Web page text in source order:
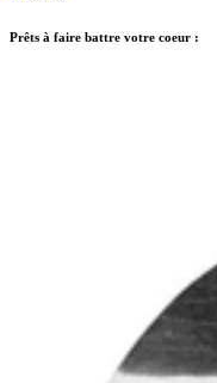
Prêts à faire battre votre coeur :